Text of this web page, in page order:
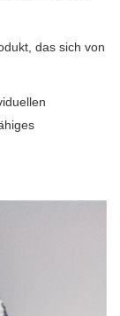
das sich von